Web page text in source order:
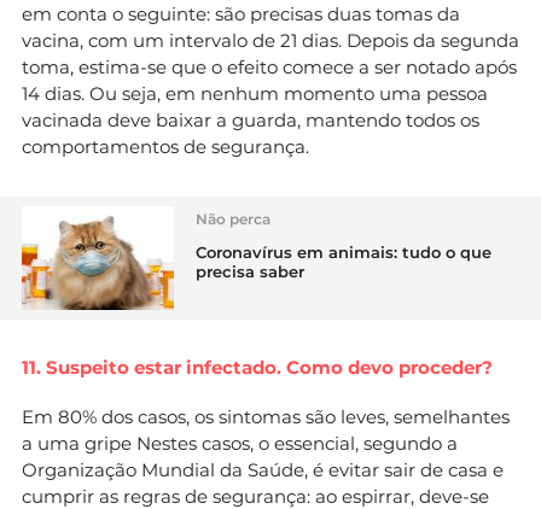
em conta o seguinte: são precisas duas tomas da
vacina, com um intervalo de 21 dias. Depois da segunda
toma, estima-se que o efeito comece a ser notado após
14 dias. Ou seja, em nenhum momento uma pessoa
vacinada deve baixar a guarda, mantendo todos os
comportamentos de segurança.
Não perca
Coronavírus em animais: tudo o que
precisa saber
11. Suspeito estar infectado. Como devo proceder?
Em 80% dos casos, os sintomas são leves, semelhantes
a uma gripe Nestes casos, o essencial, segundo a
Organização Mundial da Saúde, é evitar sair de casa e
cumprir as regras de segurança: ao espirrar, deve-se